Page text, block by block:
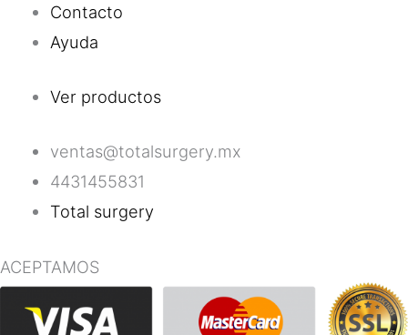
Contacto
Ayuda
Ver productos
ventas@totalsurgery.mx
4431455831
Total surgery
ACEPTAMOS